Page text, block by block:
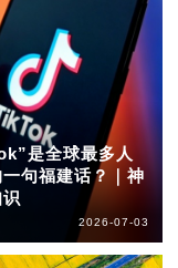
是全球最多人
句福建话？｜神
2026-07-03